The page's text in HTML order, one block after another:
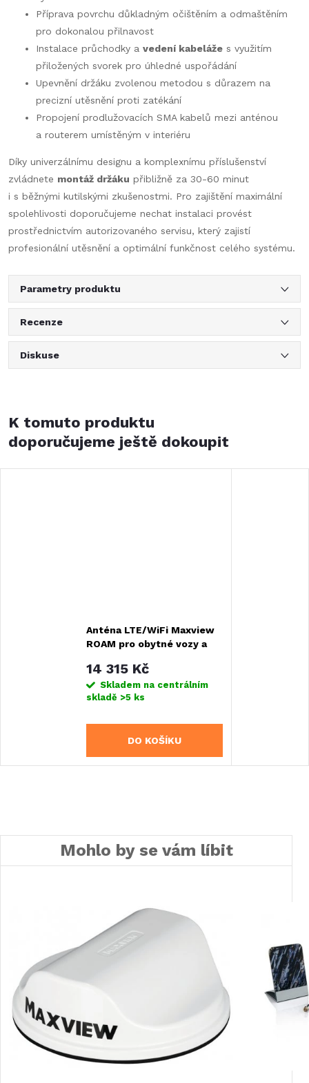
Příprava povrchu důkladným očištěním a odmaštěním
pro dokonalou přilnavost
Instalace průchodky a vedení kabeláže s využitím
přiložených svorek pro úhledné uspořádání
Upevnění držáku zvolenou metodou s důrazem na
precizní utěsnění proti zatékání
Propojení prodlužovacích SMA kabelů mezi anténou
a routerem umístěným v interiéru
Díky univerzálnímu designu a komplexnímu příslušenství
zvládnete montáž držáku přibližně za 30-60 minut
i s běžnými kutilskými zkušenostmi. Pro zajištění maximální
spolehlivosti doporučujeme nechat instalaci provést
prostřednictvím autorizovaného servisu, který zajistí
profesionální utěsnění a optimální funkčnost celého systému.
Parametry produktu
Recenze
Diskuse
K tomuto produktu
doporučujeme ještě dokoupit
Anténa LTE/WiFi Maxview
ROAM pro obytné vozy a
14 315 Kč
Skladem na centrálním
skladě >5 ks
DO KOŠÍKU
Mohlo by se vám líbit